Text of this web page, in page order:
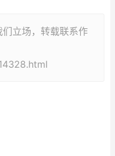
立场，转载联系作